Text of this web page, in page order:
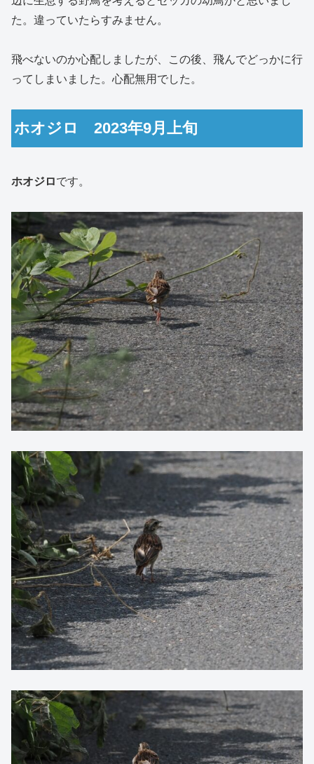
た。違っていたらすみません。
飛べないのか心配しましたが、この後、飛んでどっかに行
ってしまいました。心配無用でした。
ホオジロ 2023年9月上旬
ホオジロです。